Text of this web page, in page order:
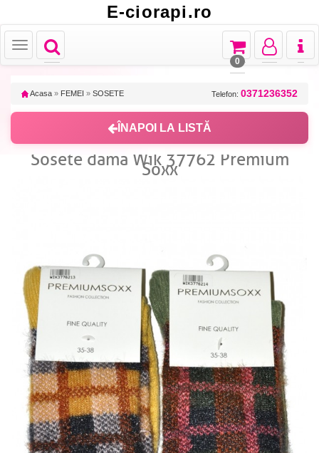
E-ciorapi.ro
Toggle
navigation
Toggle
Toggle
navigation
Toggle
navigation
Toggle
navigation
0
Acasa » FEMEI » SOSETE Telefon: 0371236352
ÎNAPOI LA LISTĂ
Sosete dama Wik 37762 Premium
Soxx